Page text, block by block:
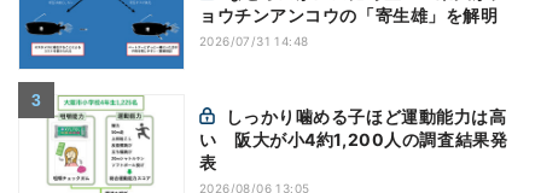
ョウチンアンコウの「寄生雄」を解明
2026/07/31 14:48
い 阪大が小4約1,200人の調査結果発
表
2026/08/06 13:05